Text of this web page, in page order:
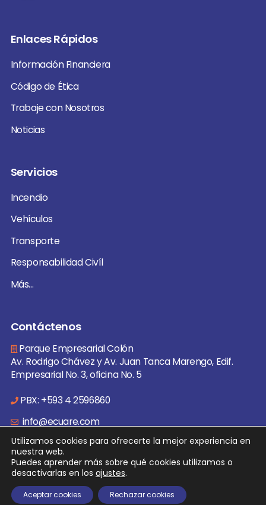
Enlaces Rápidos
Información Financiera
Código de Ética
Trabaje con Nosotros
Noticias
Servicios
Incendio
Vehículos
Transporte
Responsabilidad Civíl
Más...
Contáctenos
Parque Empresarial Colón
Av. Rodrigo Chávez y Av. Juan Tanca Marengo, Edif.
Empresarial No. 3, oficina No. 5
PBX: +593 4 2596860
info@ecuare.com
© 2026 EcuaRe Todos los derechos reservados. | Desarrollado
por:JorliGroup
Utilizamos cookies para ofrecerte la mejor experiencia en
nuestra web.
Puedes aprender más sobre qué cookies utilizamos o
desactivarlas en los ajustes.
Aceptar cookies Rechazar cookies